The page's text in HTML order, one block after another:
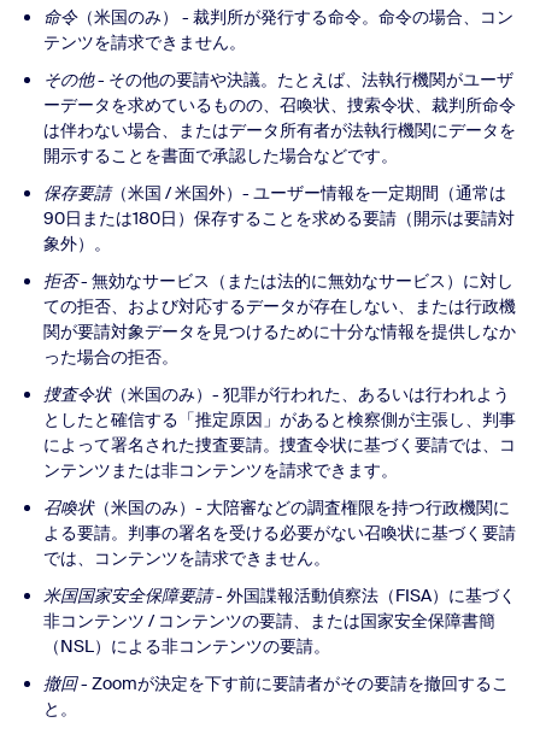
命令（米国のみ） - 裁判所が発行する命令。命令の場合、コン
テンツを請求できません。
その他- その他の要請や決議。たとえば、法執行機関がユーザ
ーデータを求めているものの、召喚状、捜索令状、裁判所命令
は伴わない場合、またはデータ所有者が法執行機関にデータを
開示することを書面で承認した場合などです。
保存要請（米国 / 米国外）- ユーザー情報を一定期間（通常は
90日または180日）保存することを求める要請（開示は要請対
象外）。
拒否- 無効なサービス（または法的に無効なサービス）に対し
ての拒否、および対応するデータが存在しない、または行政機
関が要請対象データを見つけるために十分な情報を提供しなか
った場合の拒否。
捜査令状（米国のみ）- 犯罪が行われた、あるいは行われよう
としたと確信する「推定原因」があると検察側が主張し、判事
によって署名された捜査要請。捜査令状に基づく要請では、コ
ンテンツまたは非コンテンツを請求できます。
召喚状（米国のみ）- 大陪審などの調査権限を持つ行政機関に
よる要請。判事の署名を受ける必要がない召喚状に基づく要請
では、コンテンツを請求できません。
米国国家安全保障要請- 外国諜報活動偵察法（FISA）に基づく
非コンテンツ / コンテンツの要請、または国家安全保障書簡
（NSL）による非コンテンツの要請。
撤回- Zoomが決定を下す前に要請者がその要請を撤回するこ
と。